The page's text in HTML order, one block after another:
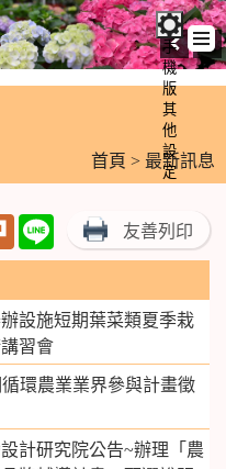
手
機
版
其
他
設
定
首頁 > 最新訊息
Plurk Line 友善列印
設施短期葉菜類夏季栽
習會
環農業業界參與計畫徵
計研究院公告~辦理「農